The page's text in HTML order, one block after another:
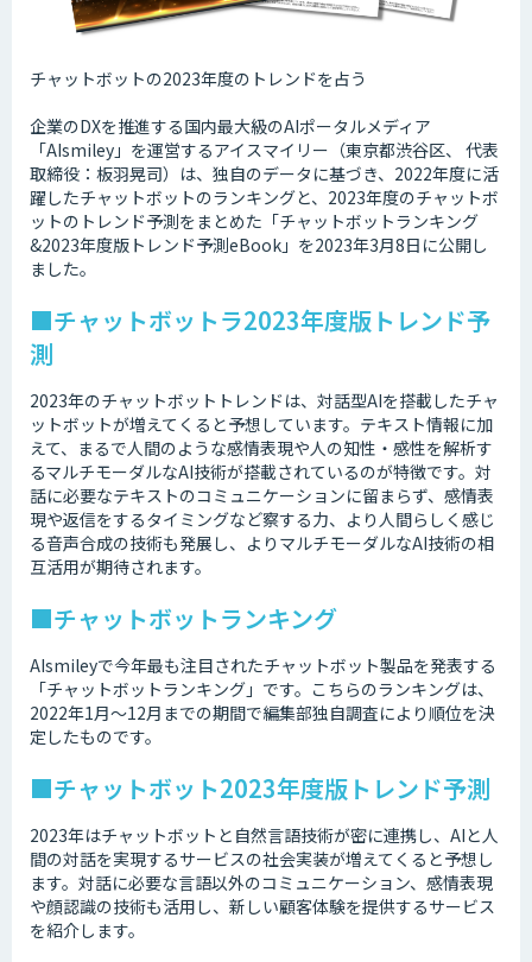
チャットボットの2023年度のトレンドを占う
企業のDXを推進する国内最大級のAIポータルメディア
「AIsmiley」を運営するアイスマイリー（東京都渋谷区、 代表
取締役：板羽晃司）は、独自のデータに基づき、2022年度に活
躍したチャットボットのランキングと、2023年度のチャットボ
ットのトレンド予測をまとめた「チャットボットランキング
&2023年度版トレンド予測eBook」を2023年3月8日に公開し
ました。
■チャットボットラ2023年度版トレンド予
測
2023年のチャットボットトレンドは、対話型AIを搭載したチャ
ットボットが増えてくると予想しています。テキスト情報に加
えて、まるで人間のような感情表現や人の知性・感性を解析す
るマルチモーダルなAI技術が搭載されているのが特徴です。対
話に必要なテキストのコミュニケーションに留まらず、感情表
現や返信をするタイミングなど察する力、より人間らしく感じ
る音声合成の技術も発展し、よりマルチモーダルなAI技術の相
互活用が期待されます。
■チャットボットランキング
AIsmileyで今年最も注目されたチャットボット製品を発表する
「チャットボットランキング」です。こちらのランキングは、
2022年1月～12月までの期間で編集部独自調査により順位を決
定したものです。
■チャットボット2023年度版トレンド予測
2023年はチャットボットと自然言語技術が密に連携し、AIと人
間の対話を実現するサービスの社会実装が増えてくると予想し
ます。対話に必要な言語以外のコミュニケーション、感情表現
や顔認識の技術も活用し、新しい顧客体験を提供するサービス
を紹介します。